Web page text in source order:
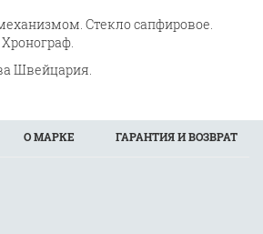
Стекло сапфировое.
Швейцария.
О МАРКЕ ГАРАНТИЯ И ВОЗВРАТ